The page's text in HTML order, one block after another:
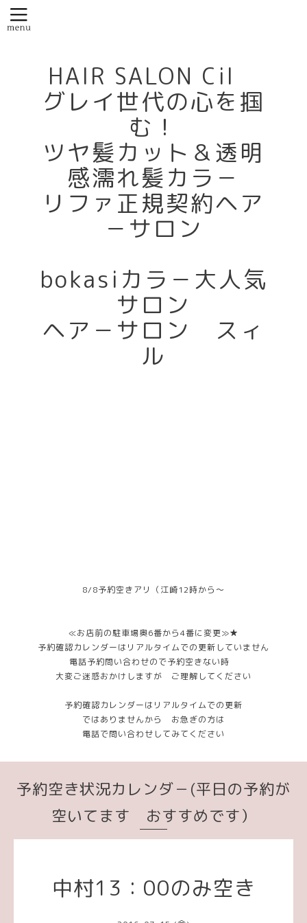
HAIR SALON Cil
グレイ世代の心を掴
む！
ツヤ髪カット＆透明
感濡れ髪カラ－
リファ正規契約ヘア
－サロン
bokasiカラ－大人気
サロン
ヘア－サロン スィ
ル
8/8予約空きアリ（江崎12時から～
≪お店前の駐車場奥6番から4番に変更≫★
予約確認カレンダーはリアルタイムでの更新していません
電話予約問い合わせので予約空きない時
大変ご迷惑おかけしますが ご理解してください
予約確認カレンダーはリアルタイムでの更新
ではありませんから お急ぎの方は
電話で問い合わせしてみてください
予約空き状況カレンダ－(平日の予約が
空いてます おすすめです）
中村13：00のみ空き